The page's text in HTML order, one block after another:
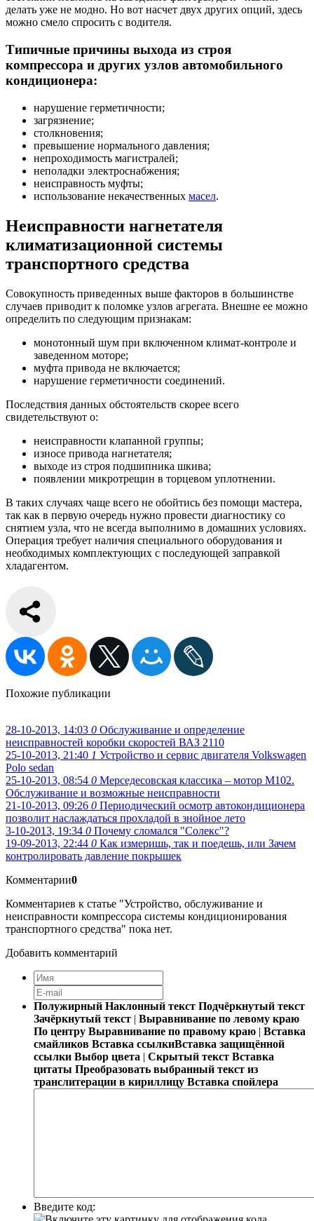
делать уже не модно. Но вот насчет двух других опций, здесь
можно смело спросить с водителя.
Типичные причины выхода из строя
компрессора и других узлов автомобильного
кондиционера:
нарушение герметичности;
загрязнение;
столкновения;
превышение нормального давления;
непроходимость магистралей;
неполадки электроснабжения;
неисправность муфты;
использование некачественных масел.
Неисправности нагнетателя
климатизационной системы
транспортного средства
Совокупность приведенных выше факторов в большинстве
случаев приводит к поломке узлов агрегата. Внешне ее можно
определить по следующим признакам:
монотонный шум при включенном климат-контроле и
заведенном моторе;
муфта привода не включается;
нарушение герметичности соединений.
Последствия данных обстоятельств скорее всего
свидетельствуют о:
неисправности клапанной группы;
износе привода нагнетателя;
выходе из строя подшипника шкива;
появлении микротрещин в торцевом уплотнении.
В таких случаях чаще всего не обойтись без помощи мастера,
так как в первую очередь нужно провести диагностику со
снятием узла, что не всегда выполнимо в домашних условиях.
Операция требует наличия специального оборудования и
необходимых комплектующих с последующей заправкой
хладагентом.
Похожие публикации
28-10-2013, 14:03 0 Обслуживание и определение
неисправностей коробки скоростей ВАЗ 2110
25-10-2013, 21:40 1 Устройство и сервис двигателя Volkswagen
Polo sedan
25-10-2013, 08:54 0 Мерседесовская классика – мотор M102.
Обслуживание и возможные неисправности
21-10-2013, 09:26 0 Периодический осмотр автокондиционера
позволит наслаждаться прохладой в знойное лето
3-10-2013, 19:34 0 Почему сломался "Солекс"?
19-09-2013, 22:44 0 Как измеришь, так и поедешь, или Зачем
контролировать давление покрышек
Комментарии0
Комментариев к статье "Устройство, обслуживание и
неисправности компрессора системы кондиционирования
транспортного средства" пока нет.
Добавить комментарий
Полужирный Наклонный текст Подчёркнутый текст
Зачёркнутый текст | Выравнивание по левому краю
По центру Выравнивание по правому краю | Вставка
смайликов Вставка ссылкиВставка защищённой
ссылки Выбор цвета | Скрытый текст Вставка
цитаты Преобразовать выбранный текст из
транслитерации в кириллицу Вставка спойлера
Введите код: